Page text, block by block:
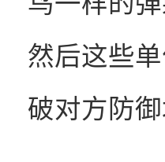
然后这些
破对方防御